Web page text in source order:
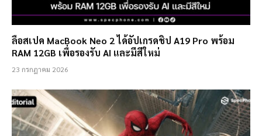
ลือสเปค MacBook Neo 2 ได้อัปเกรดชิป A19 Pro พร้อม
RAM 12GB เพื่อรองรับ AI และมีสีใหม่
23 กรกฎาคม 2026